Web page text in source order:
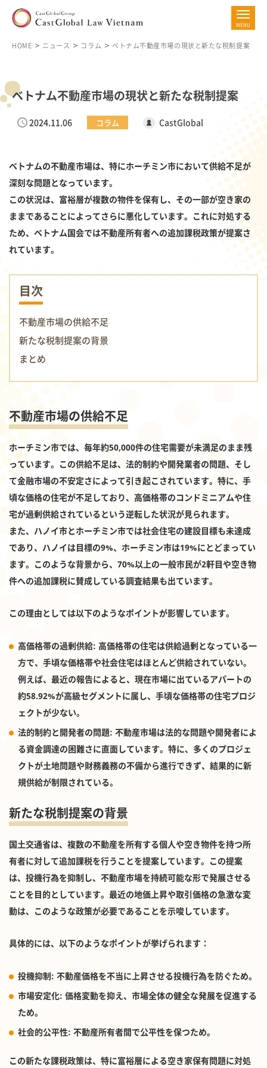
HOME ニュース コラム ベトナム不動産市場の現状と新たな税制提案
ベトナム不動産市場の現状と新たな税制提案
2024.11.06 コラム CastGlobal
ベトナムの不動産市場は、特にホーチミン市において供給不足が
深刻な問題となっています。
この状況は、富裕層が複数の物件を保有し、その一部が空き家の
ままであることによってさらに悪化しています。これに対処する
ため、ベトナム国会では不動産所有者への追加課税政策が提案さ
れています。
目次
不動産市場の供給不足
新たな税制提案の背景
まとめ
不動産市場の供給不足
ホーチミン市では、毎年約50,000件の住宅需要が未満足のまま残
っています。この供給不足は、法的制約や開発業者の問題、そし
て金融市場の不安定さによって引き起こされています。特に、手
頃な価格の住宅が不足しており、高価格帯のコンドミニアムや住
宅が過剰供給されているという逆転した状況が見られます。
また、ハノイ市とホーチミン市では社会住宅の建設目標も未達成
であり、ハノイは目標の9%、ホーチミン市は19%にとどまってい
ます。このような背景から、70%以上の一般市民が2軒目や空き物
件への追加課税に賛成している調査結果も出ています。
この理由としては以下のようなポイントが影響しています。
高価格帯の過剰供給: 高価格帯の住宅は供給過剰となっている一
方で、手頃な価格帯や社会住宅はほとんど供給されていない。
例えば、最近の報告によると、現在市場に出ているアパートの
約58.92%が高級セグメントに属し、手頃な価格帯の住宅プロジ
ェクトが少ない。
法的制約と開発者の問題: 不動産市場は法的な問題や開発者によ
る資金調達の困難さに直面しています。特に、多くのプロジェ
クトが土地問題や財務義務の不備から進行できず、結果的に新
規供給が制限されている。
新たな税制提案の背景
国土交通省は、複数の不動産を所有する個人や空き物件を持つ所
有者に対して追加課税を行うことを提案しています。この提案
は、投機行為を抑制し、不動産市場を持続可能な形で発展させる
ことを目的としています。最近の地価上昇や取引価格の急激な変
動は、このような政策が必要であることを示唆しています。
具体的には、以下のようなポイントが挙げられます：
投機抑制: 不動産価格を不当に上昇させる投機行為を防ぐため。
市場安定化: 価格変動を抑え、市場全体の健全な発展を促進する
ため。
社会的公平性: 不動産所有者間で公平性を保つため。
この新たな課税政策は、特に富裕層による空き家保有問題に対処